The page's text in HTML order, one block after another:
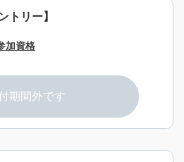
リー】
加資格
康な15歳以上の男女
が必要
期間外です